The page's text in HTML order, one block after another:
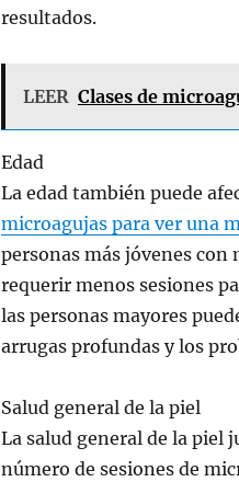
resultados.
LEER Clases de
Edad
La edad también puede
microagujas para ver una
personas más jóvenes
requerir menos sesiones
las personas mayores
arrugas profundas y los
Salud general de la piel
La salud general de la piel
número de sesiones de